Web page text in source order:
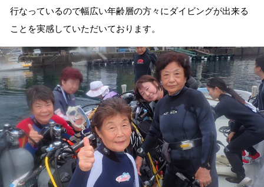
行なっているので幅広い年齢層の方々にダイビングが出来る
ことを実感していただいております。